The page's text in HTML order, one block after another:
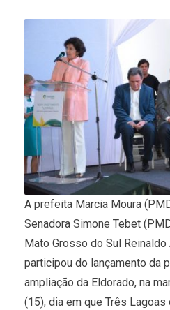
A prefeita Marcia Moura
Senadora Simone Tebet
Mato Grosso do Sul Reinaldo
participou do lançamento da
ampliação da Eldorado, na
(15), dia em que Três